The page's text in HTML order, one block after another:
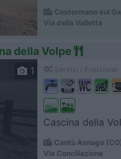
Costermano sul
Via della Valletta
della Volpe
1
Cascina della
Cantù Asnago
Via Conciliazione